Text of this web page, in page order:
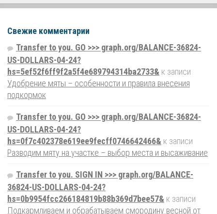
Свежие комментарии
Transfer to you. GO >>> graph.org/BALANCE-36824-
US-DOLLARS-04-24?
hs=5ef52f6ff9f2a5f4e689794314ba2733& к записи
Удобрение мяты – особенности и правила внесения
подкормок
Transfer to you. GO >>> graph.org/BALANCE-36824-
US-DOLLARS-04-24?
hs=0f7c402378e619ee9fecff0746642466& к записи
Разводим мяту на участке – выбор места и высаживание
Transfer to you. SIGN IN >>> graph.org/BALANCE-
36824-US-DOLLARS-04-24?
hs=0b9954fcc266184819b88b369d7bee57& к записи
Подкармливаем и обрабатываем смородину весной от